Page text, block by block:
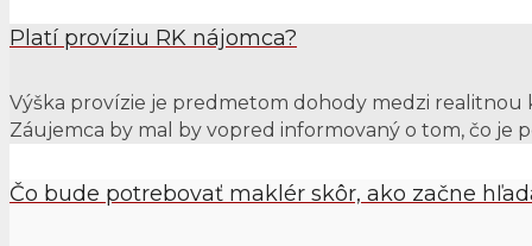
Platí províziu RK nájomca?
Výška provízie je predmetom dohody medzi realitnou
Záujemca by mal by vopred informovaný o tom, čo je
Čo bude potrebovať maklér skôr, ako začne